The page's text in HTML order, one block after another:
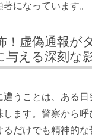
になっています。
！虚偽通報が
与える深刻な
遭うことは、ある
します。警察から
だけでも精神的な